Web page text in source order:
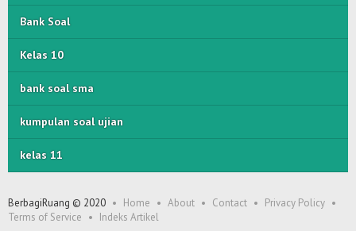
Bank Soal
Kelas 10
bank soal sma
kumpulan soal ujian
kelas 11
BerbagiRuang © 2020 Home About Contact
Privacy Policy
Terms of Service
Indeks Artikel